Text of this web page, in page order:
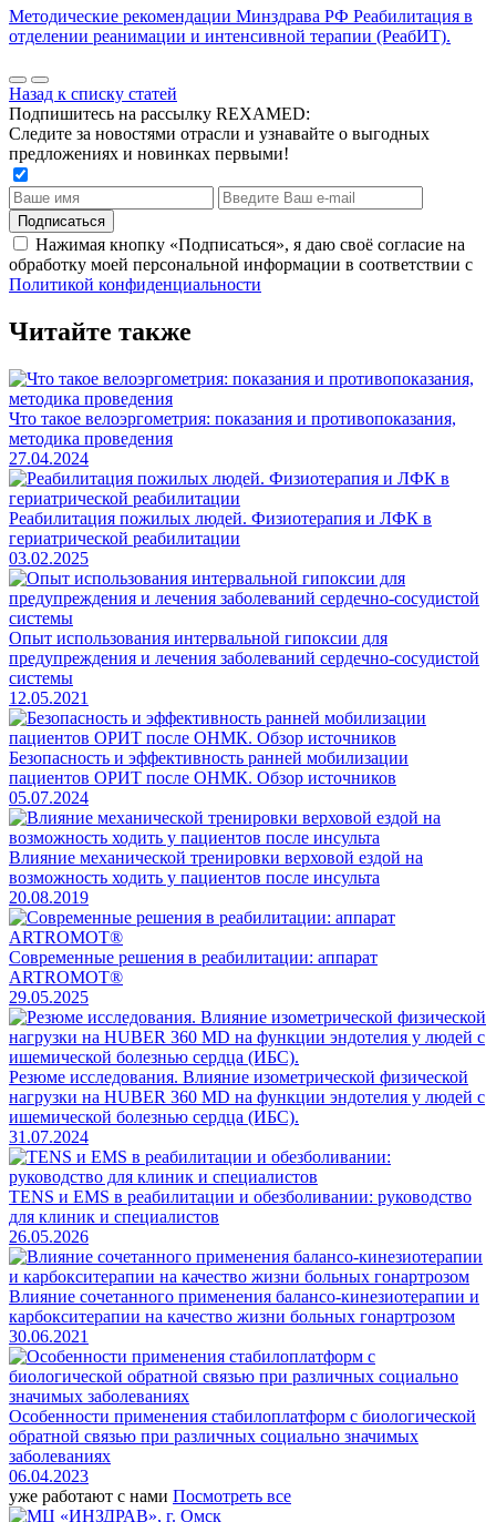
Методические рекомендации Минздрава РФ Реабилитация в
отделении реанимации и интенсивной терапии (РеабИТ).
Назад к списку статей
Подпишитесь на рассылку REXAMED:
Следите за новостями отрасли и узнавайте о выгодных
предложениях и новинках первыми!
Подписаться
Нажимая кнопку «Подписаться», я даю своё согласие на
обработку моей персональной информации в соответствии с
Политикой конфиденциальности
Читайте также
Что такое велоэргометрия: показания и противопоказания,
методика проведения
27.04.2024
Реабилитация пожилых людей. Физиотерапия и ЛФК в
гериатрической реабилитации
03.02.2025
Опыт использования интервальной гипоксии для
предупреждения и лечения заболеваний сердечно-сосудистой
системы
12.05.2021
Безопасность и эффективность ранней мобилизации
пациентов ОРИТ после ОНМК. Обзор источников
05.07.2024
Влияние механической тренировки верховой ездой на
возможность ходить у пациентов после инсульта
20.08.2019
Современные решения в реабилитации: аппарат
ARTROMOT®
29.05.2025
Резюме исследования. Влияние изометрической физической
нагрузки на HUBER 360 MD на функции эндотелия у людей с
ишемической болезнью сердца (ИБС).
31.07.2024
TENS и EMS в реабилитации и обезболивании: руководство
для клиник и специалистов
26.05.2026
Влияние сочетанного применения балансо-кинезиотерапии и
карбокситерапии на качество жизни больных гонартрозом
30.06.2021
Особенности применения стабилоплатформ с биологической
обратной связью при различных социально значимых
заболеваниях
06.04.2023
уже работают с нами Посмотреть все